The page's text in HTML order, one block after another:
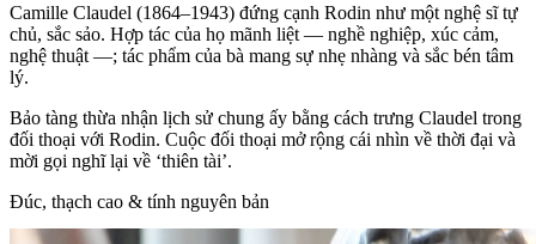
Camille Claudel (1864–1943) đứng cạnh Rodin như một nghệ sĩ tự
chủ, sắc sảo. Hợp tác của họ mãnh liệt — nghề nghiệp, xúc cảm,
nghệ thuật —; tác phẩm của bà mang sự nhẹ nhàng và sắc bén tâm
lý.
Bảo tàng thừa nhận lịch sử chung ấy bằng cách trưng Claudel trong
đối thoại với Rodin. Cuộc đối thoại mở rộng cái nhìn về thời đại và
mời gọi nghĩ lại về ‘thiên tài’.
Đúc, thạch cao & tính nguyên bản